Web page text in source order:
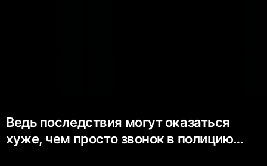
Ведь последствия могут оказаться
хуже, чем просто звонок в полицию…